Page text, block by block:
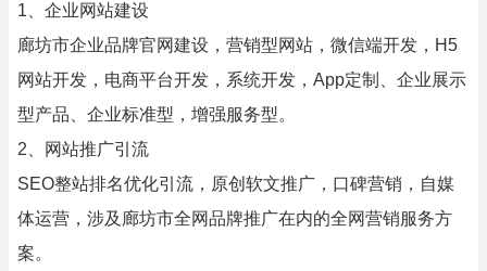
1、企业网站建设
廊坊市企业品牌官网建设，营销型网站，微信端开发，H5
网站开发，电商平台开发，系统开发，App定制、企业展示
型产品、企业标准型，增强服务型。
2、网站推广引流
SEO整站排名优化引流，原创软文推广，口碑营销，自媒
体运营，涉及廊坊市全网品牌推广在内的全网营销服务方
案。